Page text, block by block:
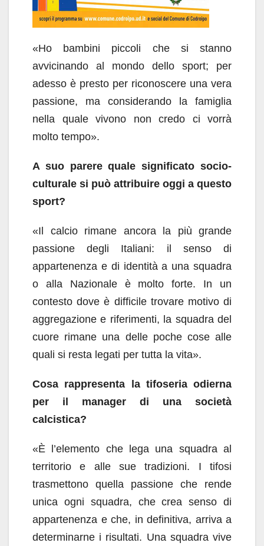
«Ho bambini piccoli che si stanno
avvicinando al mondo dello sport; per
adesso è presto per riconoscere una vera
passione, ma considerando la famiglia
nella quale vivono non credo ci vorrà
molto tempo».
A suo parere quale significato socio-
culturale si può attribuire oggi a questo
sport?
«Il calcio rimane ancora la più grande
passione degli Italiani: il senso di
appartenenza e di identità a una squadra
o alla Nazionale è molto forte. In un
contesto dove è difficile trovare motivo di
aggregazione e riferimenti, la squadra del
cuore rimane una delle poche cose alle
quali si resta legati per tutta la vita».
Cosa rappresenta la tifoseria odierna
per il manager di una società
calcistica?
«È l’elemento che lega una squadra al
territorio e alle sue tradizioni. I tifosi
trasmettono quella passione che rende
unica ogni squadra, che crea senso di
appartenenza e che, in definitiva, arriva a
determinarne i risultati. Una squadra vive